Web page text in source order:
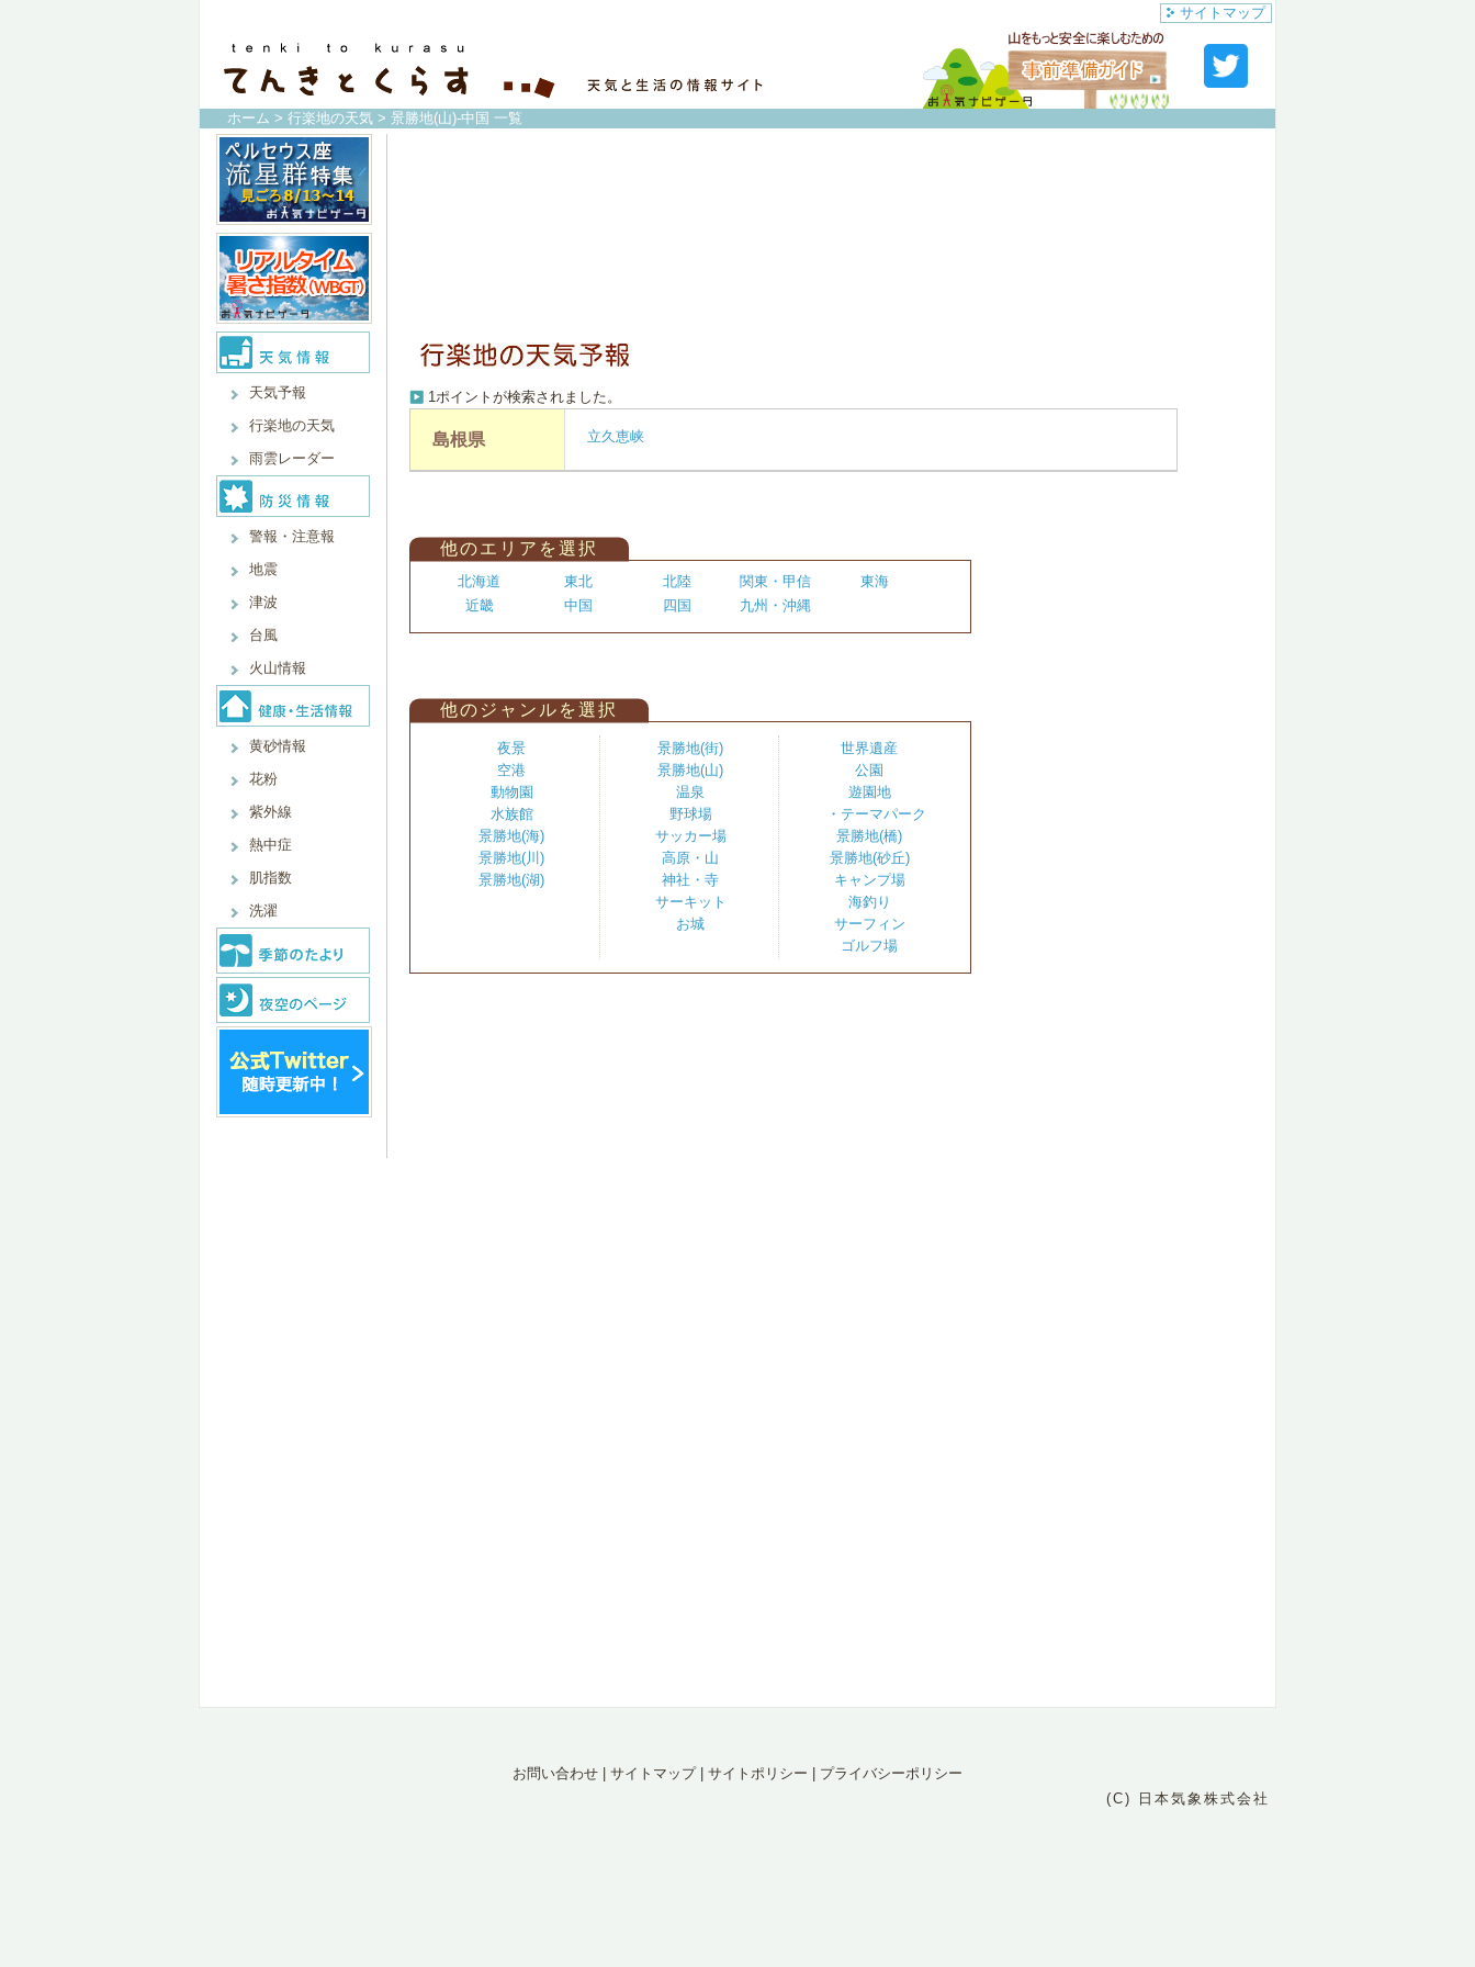
サイトマップ
ホーム > 行楽地の天気 > 景勝地(山)-中国 一覧
天気予報
行楽地の天気
雨雲レーダー
警報・注意報
地震
津波
台風
火山情報
黄砂情報
花粉
紫外線
熱中症
肌指数
洗濯
1ポイントが検索されました。
島根県 立久恵峡
他のエリアを選択
北海道 東北 北陸 関東・甲信
東海
近畿
中国 四国 九州・沖縄
他のジャンルを選択
夜景
空港
動物園
水族館
景勝地(海)
景勝地(川)
景勝地(湖)
景勝地(街)
景勝地(山)
温泉
野球場
サッカー場
高原・山
神社・寺
サーキット
お城
世界遺産
公園
遊園地
・テーマパーク
景勝地(橋)
景勝地(砂丘)
キャンプ場
海釣り
サーフィン
ゴルフ場
お問い合わせ サイトマップ| サイトポリシー
プライバシーポリシー
(C) 日本気象株式会社